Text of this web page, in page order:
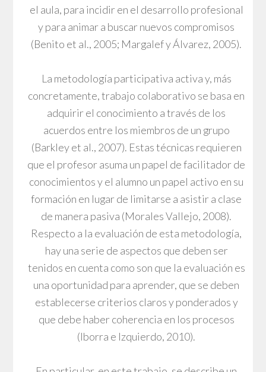
el aula, para incidir en el desarrollo profesional
y para animar a buscar nuevos compromisos
(Benito et al., 2005; Margalef y Álvarez, 2005).
La metodología participativa activa y, más
concretamente, trabajo colaborativo se basa en
adquirir el conocimiento a través de los
acuerdos entre los miembros de un grupo
(Barkley et al., 2007). Estas técnicas requieren
que el profesor asuma un papel de facilitador de
conocimientos y el alumno un papel activo en su
formación en lugar de limitarse a asistir a clase
de manera pasiva (Morales Vallejo, 2008).
Respecto a la evaluación de esta metodología,
hay una serie de aspectos que deben ser
tenidos en cuenta como son que la evaluación es
una oportunidad para aprender, que se deben
establecerse criterios claros y ponderados y
que debe haber coherencia en los procesos
(Iborra e Izquierdo, 2010).